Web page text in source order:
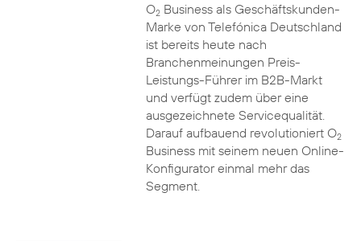
O2Business als Geschäftskunden-
Marke von Telefónica Deutschland
ist bereits heute nach
Branchenmeinungen Preis-
Leistungs-Führer im B2B-Markt
und verfügt zudem über eine
ausgezeichnete Servicequalität.
Darauf aufbauend revolutioniert O2
Business mit seinem neuen Online-
Konfigurator einmal mehr das
Segment.